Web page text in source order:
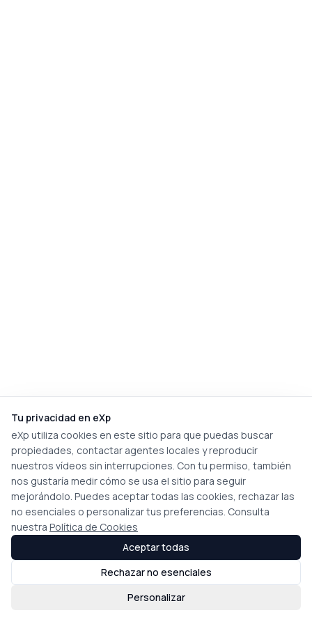
Tu privacidad en eXp
eXp utiliza cookies en este sitio para que puedas buscar
propiedades, contactar agentes locales y reproducir
nuestros vídeos sin interrupciones. Con tu permiso, también
nos gustaría medir cómo se usa el sitio para seguir
mejorándolo. Puedes aceptar todas las cookies, rechazar las
no esenciales o personalizar tus preferencias. Consulta
nuestra Política de Cookies
Personalizar
Rechazar no esenciales
Aceptar todas